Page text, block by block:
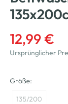
12,99 €
Ursprünglicher
Größe:
135/200